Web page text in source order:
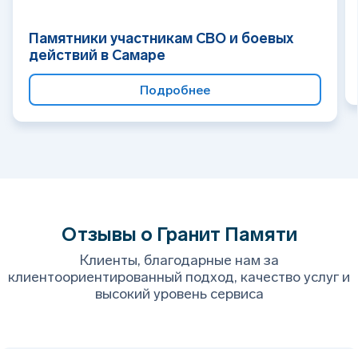
Памятники участникам СВО и боевых
действий в Самаре
Подробнее
Отзывы о Гранит Памяти
Клиенты, благодарные нам за
клиентоориентированный подход, качество услуг и
высокий уровень сервиса